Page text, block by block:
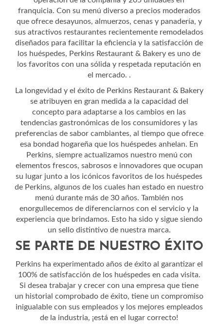
franquicia. Con su menú diverso a precios moderados
que ofrece desayunos, almuerzos, cenas y panadería, y
sus atractivos restaurantes recientemente remodelados
diseñados para facilitar la eficiencia y la satisfacción de
los huéspedes, Perkins Restaurant & Bakery es uno de
los favoritos con una sólida y respetada reputación en
el mercado. .
La longevidad y el éxito de Perkins Restaurant & Bakery
se atribuyen en gran medida a la capacidad del
concepto para adaptarse a los cambios en las
tendencias gastronómicas de los consumidores y las
preferencias de sabor cambiantes, al tiempo que ofrece
esa bondad hogareña que los huéspedes anhelan. En
Perkins, siempre actualizamos nuestro menú con
elementos frescos, sabrosos e innovadores que ocupan
su lugar junto a los icónicos favoritos de los huéspedes
de Perkins, algunos de los cuales han estado en nuestro
menú durante más de 30 años. También nos
enorgullecemos de diferenciarnos con el servicio y la
experiencia que brindamos. Esto ha sido y sigue siendo
un sello distintivo de nuestra marca.
SE PARTE DE NUESTRO ÉXITO
Perkins ha experimentado años de éxito al garantizar el
100% de satisfacción de los huéspedes en cada visita.
Si desea trabajar y crecer con una empresa que tiene
un historial comprobado de éxito, tiene un compromiso
inigualable con sus empleados y los mejores empleados
de la industria, ¡está en el lugar correcto!